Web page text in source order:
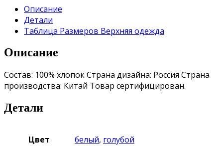
Описание
Детали
Таблица Размеров Верхняя одежда
Описание
Состав: 100% хлопок Страна дизайна: Россия Страна
производства: Китай Товар сертифицирован.
Детали
Цвет белый, голубой